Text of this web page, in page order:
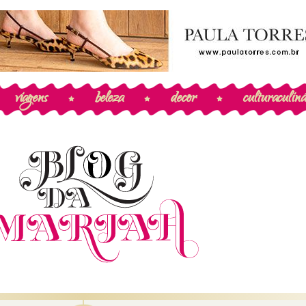
viagens beleza decor cultura